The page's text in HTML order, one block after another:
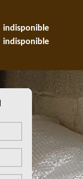
indisponible
indisponible